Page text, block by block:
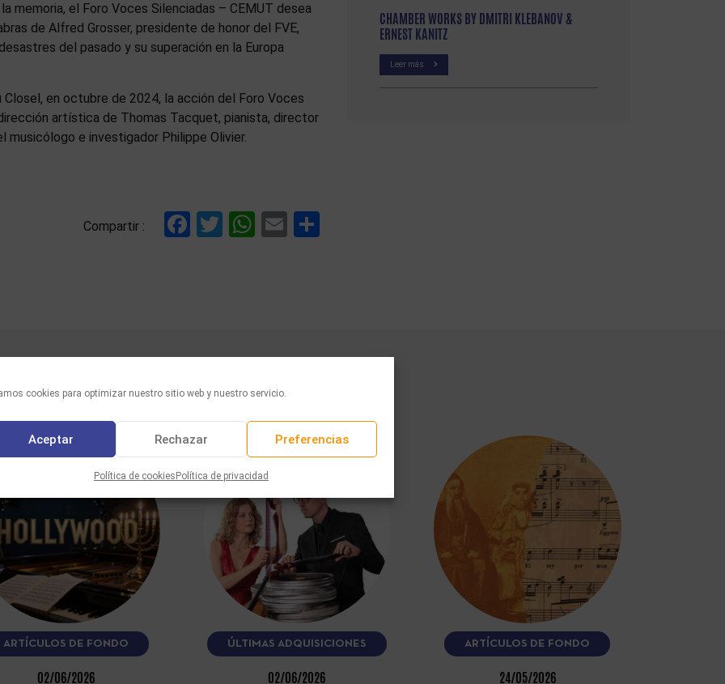
cookies para optimizar nuestro sitio web y nuestro servicio.
Aceptar Rechazar Preferencias
Política de cookies Política de privacidad
memoria, el Foro Voces Silenciadas – CEMUT desea
de Alfred Grosser, presidente de honor del FVE,
del pasado y su superación en la Europa
en octubre de 2024, la acción del Foro Voces
artística de Thomas Tacquet, pianista, director
e investigador Philippe Olivier.
Compartir : Facebook
Twitter
WhatsApp
Email
CHAMBER WORKS BY DMITRI KLEBANOV &
ERNEST KANITZ
Leer más
TAMBIÉN LE GUSTARÁ
ARTÍCULOS DE FONDO
02/06/2026
ÚLTIMAS ADQUISICIONES
02/06/2026
ARTÍCULOS DE FONDO
24/05/2026